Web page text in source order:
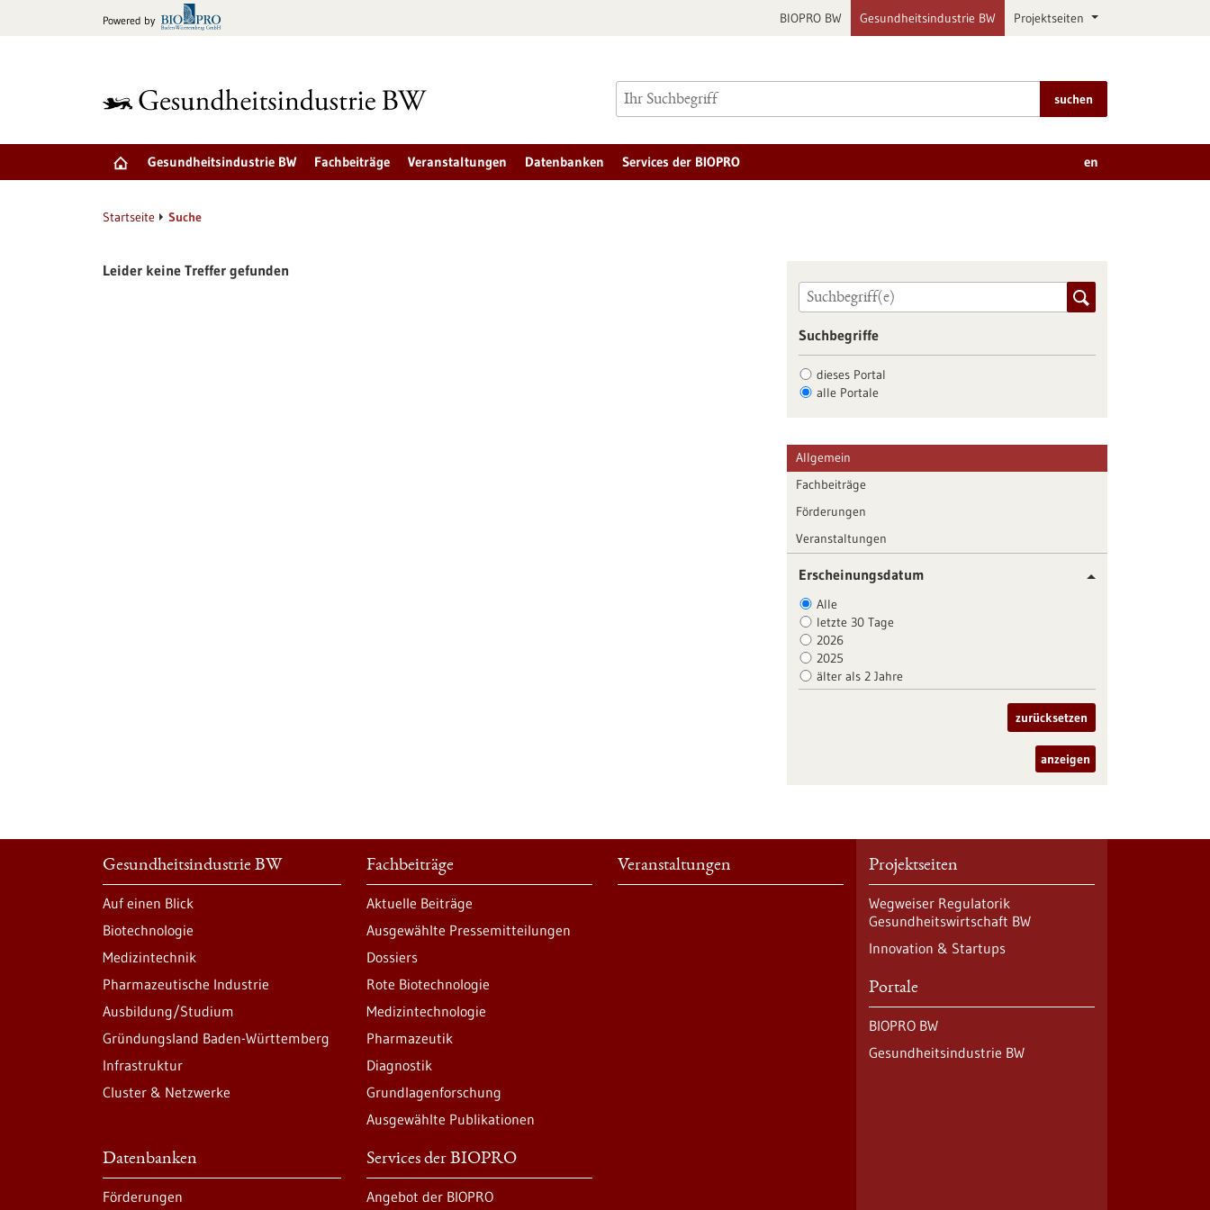
Powered by BIOPRO BW Gesundheitsindustrie BW Projektseiten
suchen
Gesundheitsindustrie BW Fachbeiträge Veranstaltungen Datenbanken Services der BIOPRO en
Startseite Suche
Leider keine Treffer gefunden
Suchbegriffe
dieses Portal
alle Portale
Allgemein
Fachbeiträge
Förderungen
Veranstaltungen
Erscheinungsdatum
Alle
letzte 30 Tage
2026
2025
älter als 2 Jahre
zurücksetzen
anzeigen
Gesundheitsindustrie BW
Auf einen Blick
Biotechnologie
Medizintechnik
Pharmazeutische Industrie
Ausbildung/Studium
Gründungsland Baden-Württemberg
Infrastruktur
Cluster & Netzwerke
Fachbeiträge
Aktuelle Beiträge
Ausgewählte Pressemitteilungen
Dossiers
Rote Biotechnologie
Medizintechnologie
Pharmazeutik
Diagnostik
Grundlagenforschung
Ausgewählte Publikationen
Veranstaltungen
Datenbanken
Förderungen
Services der BIOPRO
Angebot der BIOPRO
Projektseiten
Wegweiser Regulatorik
Gesundheitswirtschaft BW
Innovation & Startups
Portale
BIOPRO BW
Gesundheitsindustrie BW